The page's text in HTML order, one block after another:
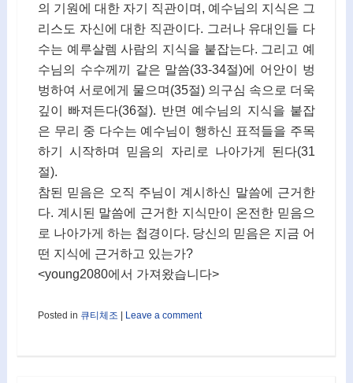
의 기원에 대한 자기 직관이며, 예수님의 지식은 그
리스도 자신에 대한 직관이다. 그러나 유대인들 다
수는 예루살렘 사람의 지식을 붙잡는다. 그리고 예
수님의 수수께끼 같은 말씀(33-34절)에 어안이 벙
벙하여 서로에게 물으며(35절) 의구심 속으로 더욱
깊이 빠져든다(36절). 반면 예수님의 지식을 붙잡
은 무리 중 다수는 예수님이 행하신 표적들을 주목
하기 시작하며 믿음의 자리로 나아가게 된다(31
절).
참된 믿음은 오직 주님이 계시하신 말씀에 근거한
다. 계시된 말씀에 근거한 지식만이 온전한 믿음으
로 나아가게 하는 첩경이다. 당신의 믿음은 지금 어
떤 지식에 근거하고 있는가?
<young2080에서 가져왔습니다>
Posted in 큐티체조 Leave a comment